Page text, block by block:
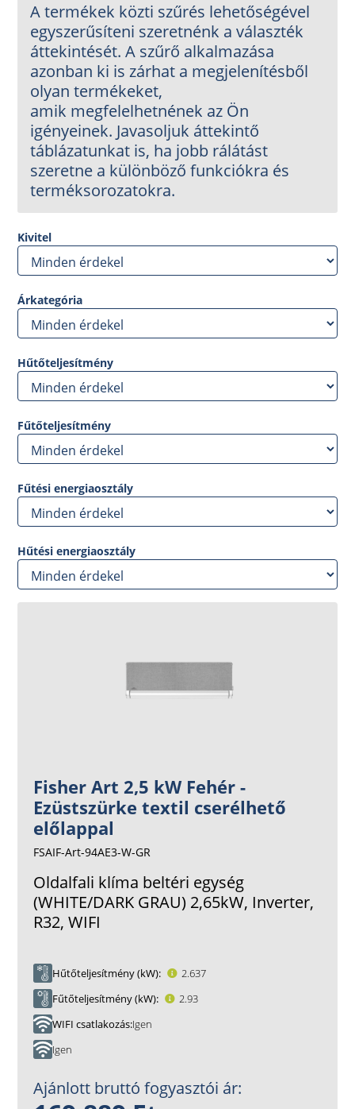
A termékek közti szűrés lehetőségével
egyszerűsíteni szeretnénk a választék
áttekintését. A szűrő alkalmazása
azonban ki is zárhat a megjelenítésből
olyan termékeket,
amik megfelelhetnének az Ön
igényeinek. Javasoljuk áttekintő
táblázatunkat is, ha jobb rálátást
szeretne a különböző funkciókra és
terméksorozatokra.
Kivitel
Árkategória
Hűtőteljesítmény
Fűtőteljesítmény
Fűtési energiaosztály
Hűtési energiaosztály
Fisher Art 2,5 kW Fehér -
Ezüstszürke textil cserélhető
előlappal
FSAIF-Art-94AE3-W-GR
Oldalfali klíma beltéri egység
(WHITE/DARK GRAU) 2,65kW, Inverter,
R32, WIFI
Hűtőteljesítmény (kW)
2.637
Fűtőteljesítmény (kW)
2.93
WIFI csatlakozás Igen
Igen
Ajánlott bruttó fogyasztói ár: